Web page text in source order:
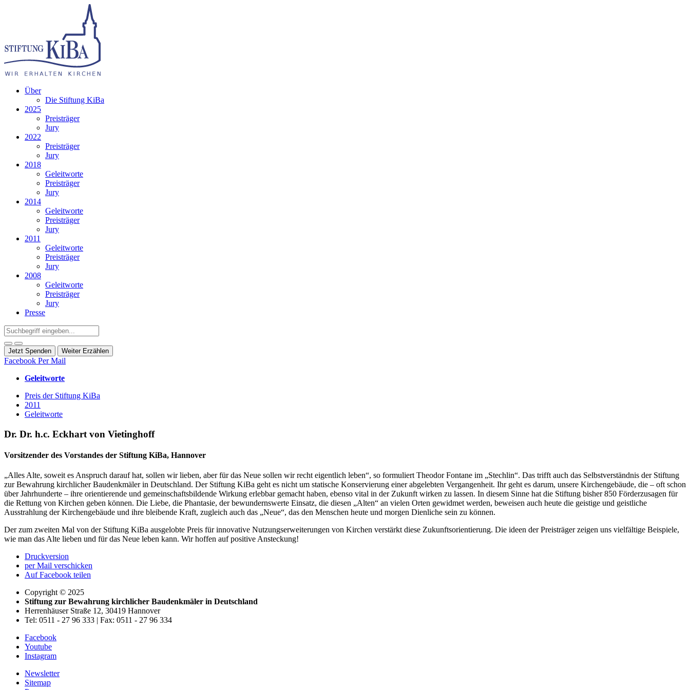
Über
Die Stiftung KiBa
2025
Preisträger
Jury
2022
Preisträger
Jury
2018
Geleitworte
Preisträger
Jury
2014
Geleitworte
Preisträger
Jury
2011
Geleitworte
Preisträger
Jury
2008
Geleitworte
Preisträger
Jury
Presse
Jetzt Spenden Weiter Erzählen
Facebook Per Mail
Geleitworte
Preis der Stiftung KiBa
2011
Geleitworte
Dr. Dr. h.c. Eckhart von Vietinghoff
Vorsitzender des Vorstandes der Stiftung KiBa, Hannover
„Alles Alte, soweit es Anspruch darauf hat, sollen wir lieben, aber für das Neue sollen wir recht eigentlich leben“, so formuliert Theodor Fontane im „Stechlin“. Das trifft auch das Selbstverständnis der Stiftung
zur Bewahrung kirchlicher Baudenkmäler in Deutschland. Der Stiftung KiBa geht es nicht um statische Konservierung einer abgelebten Vergangenheit. Ihr geht es darum, unsere Kirchengebäude, die – oft schon
über Jahrhunderte – ihre orientierende und gemeinschaftsbildende Wirkung erlebbar gemacht haben, ebenso vital in der Zukunft wirken zu lassen. In diesem Sinne hat die Stiftung bisher 850 Förderzusagen für
die Rettung von Kirchen geben können. Die Liebe, die Phantasie, der bewundernswerte Einsatz, die diesen „Alten“ an vielen Orten gewidmet werden, beweisen auch heute die geistige und geistliche
Ausstrahlung der Kirchengebäude und ihre bleibende Kraft, zugleich auch das „Neue“, das den Menschen heute und morgen Dienliche sein zu können.
Der zum zweiten Mal von der Stiftung KiBa ausgelobte Preis für innovative Nutzungserweiterungen von Kirchen verstärkt diese Zukunftsorientierung. Die ideen der Preisträger zeigen uns vielfältige Beispiele,
wie man das Alte lieben und für das Neue leben kann. Wir hoffen auf positive Ansteckung!
Druckversion
per Mail verschicken
Auf Facebook teilen
Copyright © 2025
Stiftung zur Bewahrung kirchlicher Baudenkmäler in Deutschland
Herrenhäuser Straße 12, 30419 Hannover
Tel: 0511 - 27 96 333 | Fax: 0511 - 27 96 334
Facebook
Youtube
Instagram
Newsletter
Sitemap